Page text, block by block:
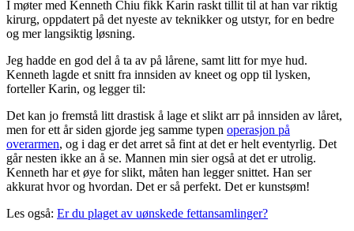
I møter med Kenneth Chiu fikk Karin raskt tillit til at han var riktig
kirurg, oppdatert på det nyeste av teknikker og utstyr, for en bedre
og mer langsiktig løsning.
Jeg hadde en god del å ta av på lårene, samt litt for mye hud.
Kenneth lagde et snitt fra innsiden av kneet og opp til lysken,
forteller Karin, og legger til:
Det kan jo fremstå litt drastisk å lage et slikt arr på innsiden av låret,
men for ett år siden gjorde jeg samme typen operasjon på
overarmen, og i dag er det arret så fint at det er helt eventyrlig. Det
går nesten ikke an å se. Mannen min sier også at det er utrolig.
Kenneth har et øye for slikt, måten han legger snittet. Han ser
akkurat hvor og hvordan. Det er så perfekt. Det er kunstsøm!
Les også: Er du plaget av uønskede fettansamlinger?